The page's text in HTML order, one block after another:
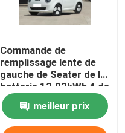
Commande de
remplissage lente de
gauche de Seater de la
batterie 12.92kWh 4 de
Changan Lumin EV
meilleur prix